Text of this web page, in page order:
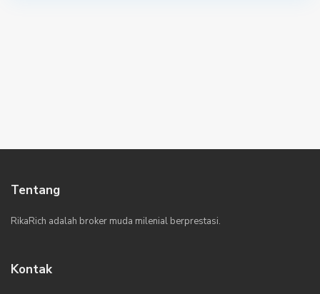
Tentang
RikaRich adalah broker muda milenial berprestasi.
Kontak